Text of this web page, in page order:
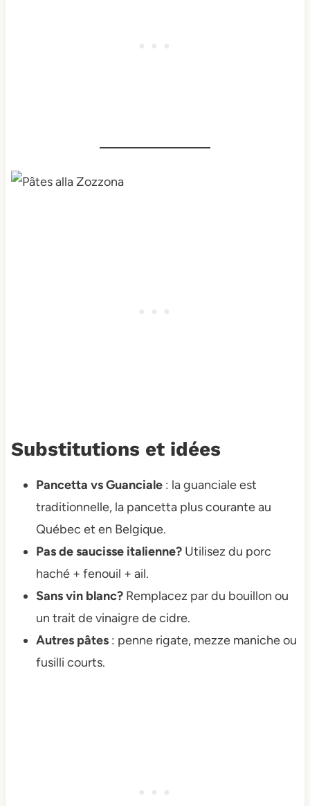
Substitutions et idées
Pancetta vs Guanciale: la guanciale est
traditionnelle, la pancetta plus courante au
Québec et en Belgique.
Pas de saucisse italienne?Utilisez du porc
haché + fenouil + ail.
Sans vin blanc?Remplacez par du bouillon ou
un trait de vinaigre de cidre.
Autres pâtes: penne rigate, mezze maniche ou
fusilli courts.